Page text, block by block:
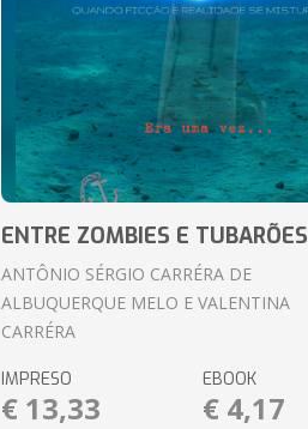
ENTRE ZOMBIES E TUBARÕES
ANTÔNIO SÉRGIO CARRÉRA DE
ALBUQUERQUE MELO E VALENTINA
CARRÉRA
IMPRESO
€ 13,33
EBOOK
€ 4,17